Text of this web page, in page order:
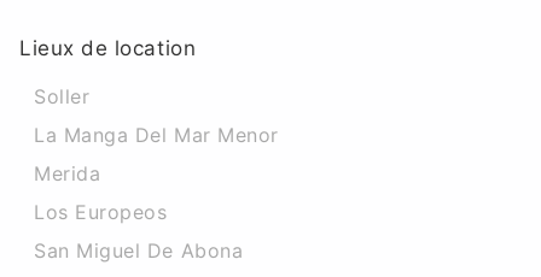
Lieux de location
Soller
La Manga Del Mar Menor
Merida
Los Europeos
San Miguel De Abona